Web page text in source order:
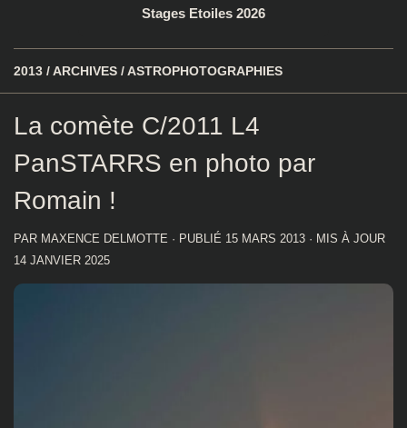
Stages Etoiles 2026
2013 /ARCHIVES /ASTROPHOTOGRAPHIES
La comète C/2011 L4
PanSTARRS en photo par
Romain !
PAR MAXENCE DELMOTTE · PUBLIÉ 15 MARS 2013 · MIS À JOUR
14 JANVIER 2025